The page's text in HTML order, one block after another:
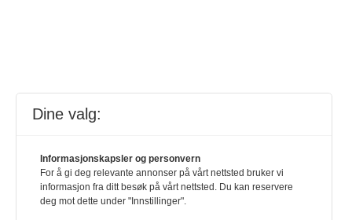
Dine valg:
Informasjonskapsler og personvern
For å gi deg relevante annonser på vårt nettsted bruker vi
informasjon fra ditt besøk på vårt nettsted. Du kan reservere
deg mot dette under "Innstillinger".